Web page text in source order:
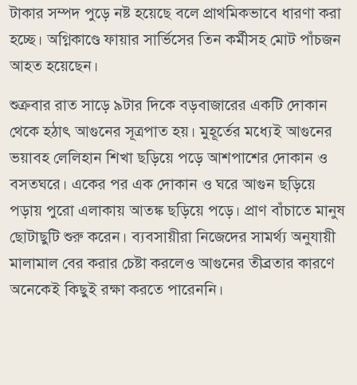
টাকার সম্পদ পুড়ে নষ্ট হয়েছে বলে প্রাথমিকভাবে ধারণা করা
হচ্ছে। অগ্নিকাণ্ডে ফায়ার সার্ভিসের তিন কর্মীসহ মোট পাঁচজন
আহত হয়েছেন।
শুক্রবার রাত সাড়ে ৯টার দিকে বড়বাজারের একটি দোকান
থেকে হঠাৎ আগুনের সূত্রপাত হয়। মুহূর্তের মধ্যেই আগুনের
ভয়াবহ লেলিহান শিখা ছড়িয়ে পড়ে আশপাশের দোকান ও
বসতঘরে। একের পর এক দোকান ও ঘরে আগুন ছড়িয়ে
পড়ায় পুরো এলাকায় আতঙ্ক ছড়িয়ে পড়ে। প্রাণ বাঁচাতে মানুষ
ছোটাছুটি শুরু করেন। ব্যবসায়ীরা নিজেদের সামর্থ্য অনুযায়ী
মালামাল বের করার চেষ্টা করলেও আগুনের তীব্রতার কারণে
অনেকেই কিছুই রক্ষা করতে পারেননি।